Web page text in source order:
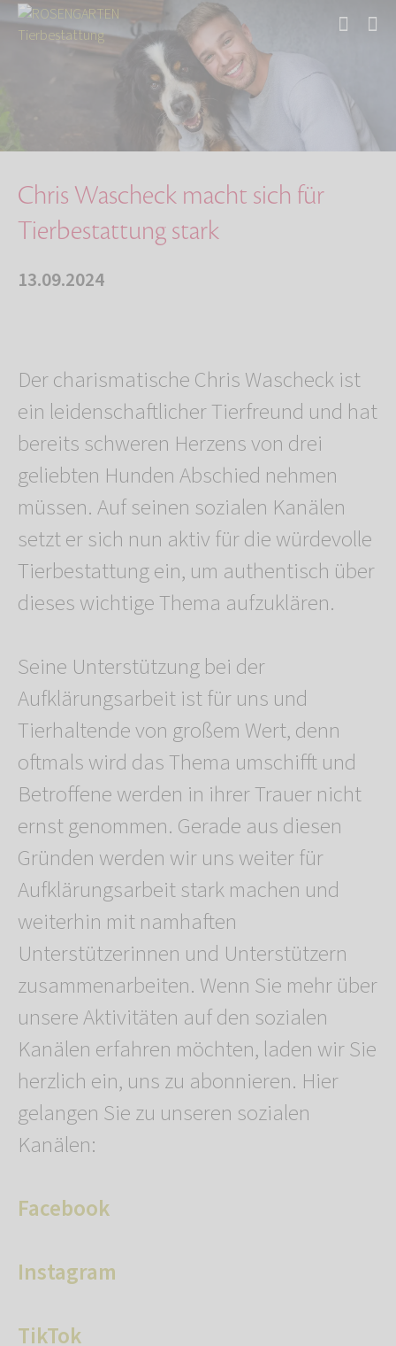
Aktuelles
Chris Wascheck macht sich für Tierbestattung …
Chris Wascheck macht sich für
Tierbestattung stark
13.09.2024
Der charismatische Chris Wascheck ist
ein leidenschaftlicher Tierfreund und hat
bereits schweren Herzens von drei
geliebten Hunden Abschied nehmen
müssen. Auf seinen sozialen Kanälen
setzt er sich nun aktiv für die würdevolle
Tierbestattung ein, um authentisch über
dieses wichtige Thema aufzuklären.
Seine Unterstützung bei der
Aufklärungsarbeit ist für uns und
Tierhaltende von großem Wert, denn
oftmals wird das Thema umschifft und
Betroffene werden in ihrer Trauer nicht
ernst genommen. Gerade aus diesen
Gründen werden wir uns weiter für
Aufklärungsarbeit stark machen und
weiterhin mit namhaften
Unterstützerinnen und Unterstützern
zusammenarbeiten. Wenn Sie mehr über
unsere Aktivitäten auf den sozialen
Kanälen erfahren möchten, laden wir Sie
herzlich ein, uns zu abonnieren. Hier
gelangen Sie zu unseren sozialen
Kanälen:
Facebook
Instagram
TikTok